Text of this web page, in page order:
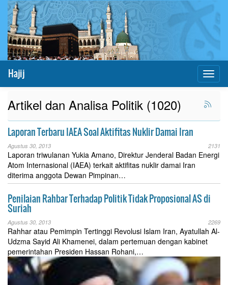
Hajij
Artikel dan Analisa Politik (1020)
Laporan Terbaru IAEA Soal Aktifitas Nuklir Damai Iran
Agustus 30, 2013 2131
Laporan triwulanan Yukia Amano, Direktur Jenderal Badan Energi
Atom Internasional (IAEA) terkait aktifitas nuklir damai Iran
diterima anggota Dewan Pimpinan…
Penilaian Rahbar Terhadap Politik Tidak Proposional AS di
Suriah
Agustus 30, 2013 2269
Rahhar atau Pemimpin Tertinggi Revolusi Islam Iran, Ayatullah Al-
Udzma Sayid Ali Khamenei, dalam pertemuan dengan kabinet
pemerintahan Presiden Hassan Rohani,…